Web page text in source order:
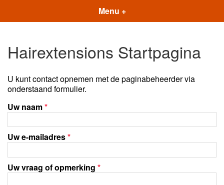
Menu +
Hairextensions Startpagina
U kunt contact opnemen met de paginabeheerder via
onderstaand formulier.
Uw naam*
Uw e-mailadres*
Uw vraag of opmerking *